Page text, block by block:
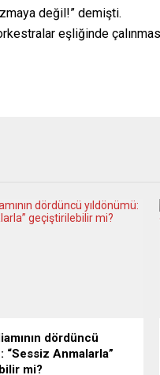
değil!” demişti.
eşliğinde
dördüncü
“Sessiz Anmalarla”
mi?